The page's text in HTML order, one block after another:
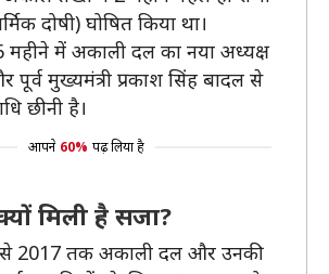
दोषी) घोषित किया था।
में अकाली दल का नया अध्यक्ष
मुख्यमंत्री प्रकाश सिंह बादल से
छीनी है।
आपने 60% पढ़ लिया है
मिली है सजा?
2017 तक अकाली दल और उनकी